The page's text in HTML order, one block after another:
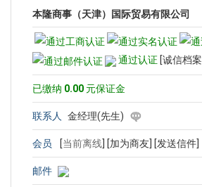
本隆商事（天津）国际贸易有限公司
通过认证 [诚信档案]
已缴纳 0.00 元保证金
联系人 金经理(先生)
会员 [当前离线 [加为商友] [发送信件]
邮件